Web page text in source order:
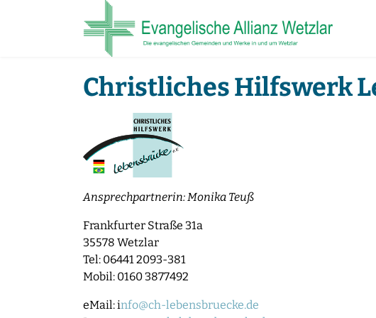
Aktuelles
Christliches Hilfswerk
Ansprechpartnerin: Monika Teuß
Frankfurter Straße 31a
35578 Wetzlar
Tel: 06441 2093-381
Mobil: 0160 3877492
eMail: info@ch-lebensbruecke.de